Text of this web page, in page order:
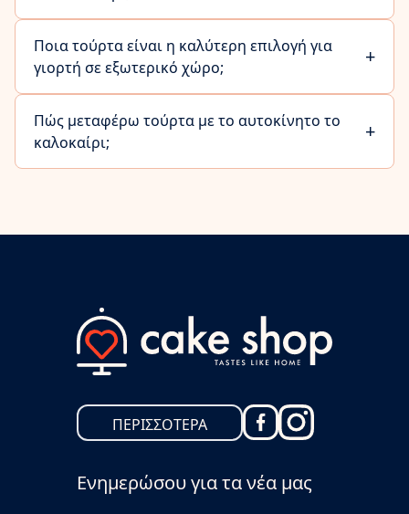
Ποια τούρτα είναι η καλύτερη επιλογή για
γιορτή σε εξωτερικό χώρο;
+
Πώς μεταφέρω τούρτα με το αυτοκίνητο το
καλοκαίρι;
+
ΠΕΡΙΣΣΟΤΕΡΑ
Ενημερώσου για τα νέα μας